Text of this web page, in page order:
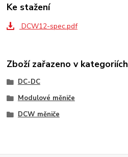
Ke stažení
DCW12-spec.pdf
Zboží zařazeno v kategoriích
DC-DC
Modulové měniče
DCW měniče